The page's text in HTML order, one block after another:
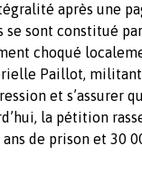
après une
se sont constitué
choqué
Paillot,
et s’assurer
la pétition
de prison et 30